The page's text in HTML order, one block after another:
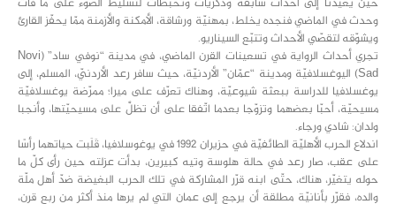
وحدث في الماضي فنجده يخلط، بمهنيّة ورشاقة، الأمكنة والأزمنة ممّا يحفّز القارئ
ويشوّقه لتقصّي الأحداث وتتبّع السيناريو.
تجري أحداث الرواية في تسعينات القرن الماضي، في مدينة “نوفي ساد” (Novi
Sad) اليوغسلافيّة ومدينة “عمّان” الأردنيّة، حيث سافر رعد الأردنيّ، المسلم، إلى
يوغسلافيا للدراسة ببعثة شيوعيّة، وهناك تعرّف على ميرا؛ ممرّضة يوغسلافيّة
مسيحيّة، أحبّا بعضهما وتزوّجا بعدما اتّفقا على أن تظلَّ على مسيحيّتها، وأنجبا
ولدان: شادي ورجاء.
اندلاع الحرب الأهليّة الطائفيّة في حزيران 1992 في يوغوسلافيا، قَلَبت حياتهما رأسًا
على عقب، صار رعد في حالة هلوسة وتيه كبيرين، بدأت عزلته حين رأى كلّ ما
حوله يتغيّر، هناك، حتّى ابنه قرّر المشاركة في تلك الحرب البغيضة ضدّ أهل ملّة
والده، فقرّر بأنانيّة مطلقة أن يرجع إلى عمان التي لم يرها منذ أكثر من ربع قرن،